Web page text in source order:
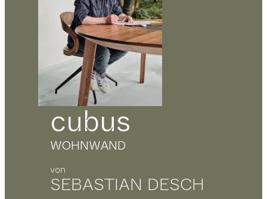
cubus
WOHNWAND
von
SEBASTIAN DESCH